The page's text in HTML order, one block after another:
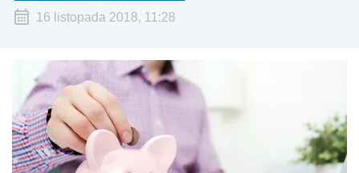
16 listopada 2018, 11:28